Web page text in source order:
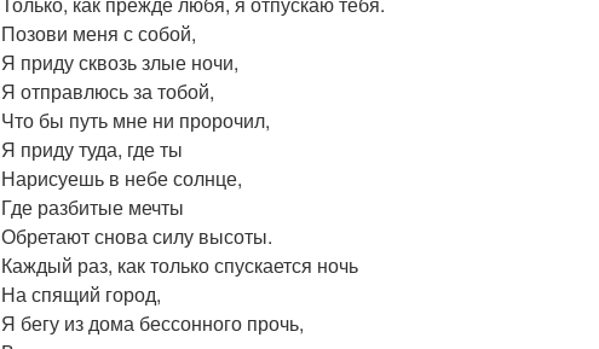
Позови меня с собой,
Я приду сквозь злые ночи,
Я отправлюсь за тобой,
Что бы путь мне ни пророчил,
Я приду туда, где ты
Нарисуешь в небе солнце,
Где разбитые мечты
Обретают снова силу высоты.
Каждый раз, как только спускается ночь
На спящий город,
Я бегу из дома бессонного прочь,